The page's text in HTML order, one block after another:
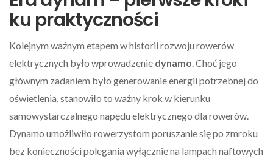
ku praktyczności
Kolejnym ważnym etapem w historii rozwoju rowerów
elektrycznych było wprowadzenie dynamo. Choć jego
głównym zadaniem było generowanie energii potrzebnej do
oświetlenia, stanowiło to ważny krok w kierunku
samowystarczalnego napędu elektrycznego dla rowerów.
Dynamo umożliwiło rowerzystom poruszanie się po zmroku
bez konieczności polegania wyłącznie na lampach naftowych